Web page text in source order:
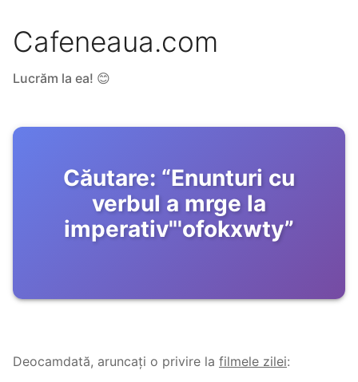
Cafeneaua.com
Lucrăm la ea! 😊
Căutare: “Enunturi cu
verbul a mrge la
imperativ"'ofokxwty”
Deocamdată, aruncați o privire la filmele zilei: